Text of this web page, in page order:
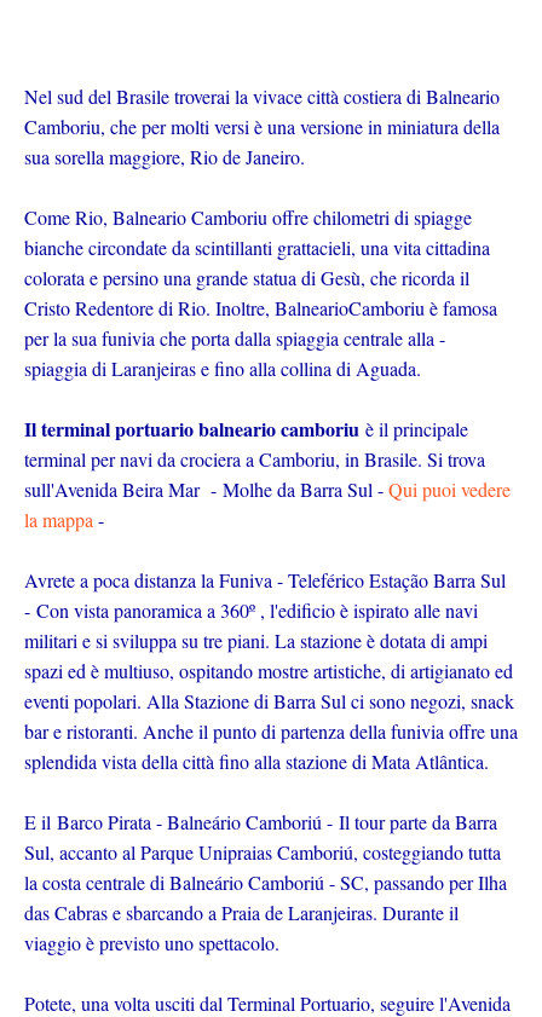
Nel sud del Brasile troverai la vivace città costiera di Balneario
Camboriu, che per molti versi è una versione in miniatura della
sua sorella maggiore, Rio de Janeiro.
Come Rio, Balneario Camboriu offre chilometri di spiagge
bianche circondate da scintillanti grattacieli, una vita cittadina
colorata e persino una grande statua di Gesù, che ricorda il
Cristo Redentore di Rio. Inoltre, BalnearioCamboriu è famosa
per la sua funivia che porta dalla spiaggia centrale alla -
spiaggia di Laranjeiras e fino alla collina di Aguada.
Il terminal portuario balneario camboriu è il principale
terminal per navi da crociera a Camboriu, in Brasile. Si trova
sull'Avenida Beira Mar - Molhe da Barra Sul -Qui puoi vedere
la mappa -
Avrete a poca distanza la Funiva - Teleférico Estação Barra Sul
- Con vista panoramica a 360º , l'edificio è ispirato alle navi
militari e si sviluppa su tre piani. La stazione è dotata di ampi
spazi ed è multiuso, ospitando mostre artistiche, di artigianato ed
eventi popolari. Alla Stazione di Barra Sul ci sono negozi, snack
bar e ristoranti. Anche il punto di partenza della funivia offre una
splendida vista della città fino alla stazione di Mata Atlântica.
E il Barco Pirata - Balneário Camboriú - Il tour parte da Barra
Sul, accanto al Parque Unipraias Camboriú, costeggiando tutta
la costa centrale di Balneário Camboriú - SC, passando per Ilha
das Cabras e sbarcando a Praia de Laranjeiras. Durante il
viaggio è previsto uno spettacolo.
Potete, una volta usciti dal Terminal Portuario, seguire l'Avenida